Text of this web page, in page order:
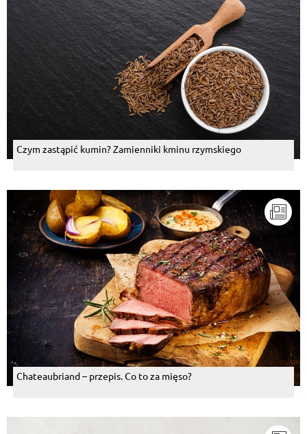
Czym zastąpić kumin? Zamienniki kminu rzymskiego
Chateaubriand – przepis. Co to za mięso?